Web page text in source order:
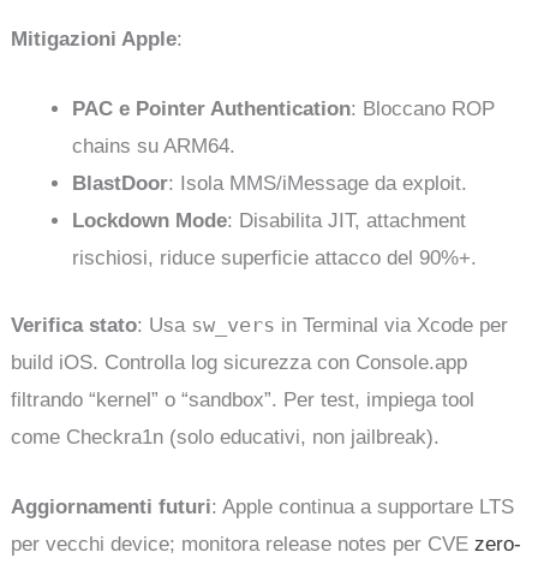
Mitigazioni Apple:
PAC e Pointer Authentication: Bloccano ROP
chains su ARM64.
BlastDoor: Isola MMS/iMessage da exploit.
Lockdown Mode: Disabilita JIT, attachment
rischiosi, riduce superficie attacco del 90%+.
Verifica stato: Usa sw_vers in Terminal via Xcode per
build iOS. Controlla log sicurezza con Console.app
filtrando “kernel” o “sandbox”. Per test, impiega tool
come Checkra1n (solo educativi, non jailbreak).
Aggiornamenti futuri: Apple continua a supportare LTS
per vecchi device; monitora release notes per CVEzero-